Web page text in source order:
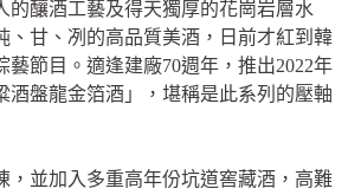
的釀酒工藝及得天獨厚的花崗岩層水
、甘、冽的高品質美酒，日前才紅到韓
藝節目。適逢建廠70週年，推出2022年
酒盤龍金箔酒」，堪稱是此系列的壓軸
，並加入多重高年份坑道窖藏酒，高難